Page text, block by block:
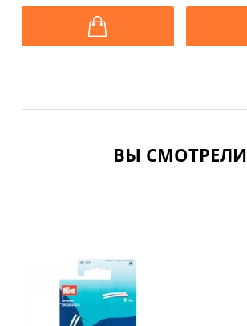
ВЫ СМОТРЕЛИ